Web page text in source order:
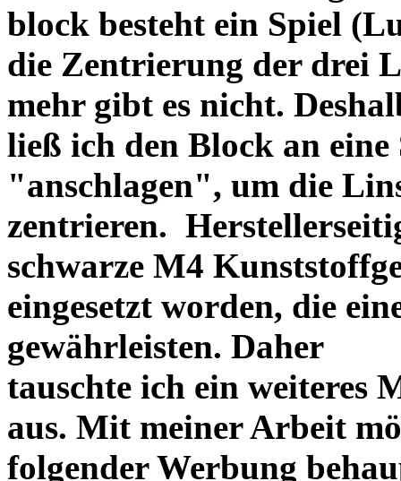
block besteht ein Spiel
die Zentrierung der drei
mehr gibt es nicht.
ließ ich den Block an eine
"anschlagen", um die
zentrieren.
schwarze M4
eingesetzt worden, die
gewährleisten. Daher
tauschte ich ein weiteres
aus. Mit meiner Arbeit
folgender Werbung